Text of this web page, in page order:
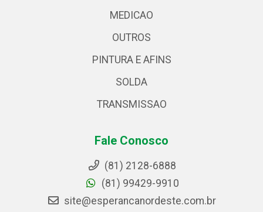
MEDICAO
OUTROS
PINTURA E AFINS
SOLDA
TRANSMISSAO
Fale Conosco
(81) 2128-6888
(81) 99429-9910
site@esperancanordeste.com.br